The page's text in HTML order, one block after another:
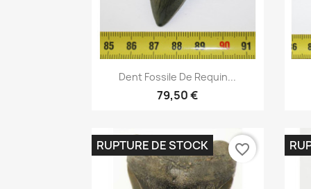
Aperçu rapide
Dent Fossile De Requin...
79,50 €
RUPTURE DE STOCK favorite_border